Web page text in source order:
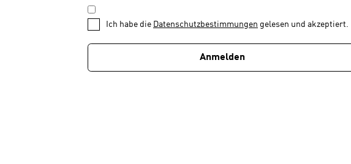
1
von
1
DATENSCHUTZBESTIMMUNGEN
*
Ich habe die Datenschutzbestimmungen gelesen und akzeptiert.
Anmelden